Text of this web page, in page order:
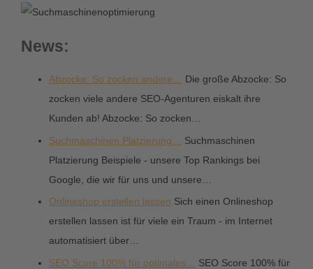
News:
Abzocke: So zocken andere… Die große Abzocke: So
zocken viele andere SEO-Agenturen eiskalt ihre
Kunden ab! Abzocke: So zocken…
Suchmaschinen Platzierung…
Suchmaschinen
Platzierung Beispiele - unsere Top Rankings bei
Google, die wir für uns und unsere…
Onlineshop erstellen lassen Sich einen Onlineshop
erstellen lassen ist für viele ein Traum - im Internet
automatisiert über…
SEO Score 100% für optimales…
SEO Score 100% für